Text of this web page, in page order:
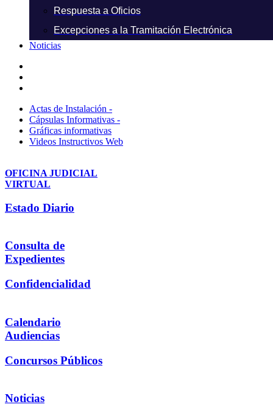
Respuesta a Oficios
Excepciones a la Tramitación Electrónica
Noticias
Actas de Instalación -
Cápsulas Informativas -
Gráficas informativas
Videos Instructivos Web
OFICINA JUDICIAL
VIRTUAL
Estado Diario
Consulta de
Expedientes
Confidencialidad
Calendario
Audiencias
Concursos Públicos
Noticias